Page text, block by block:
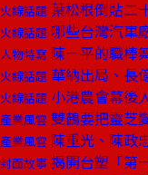
火線話題 葉松根倒貼二
火線話題 哪些台灣汽車
人物特寫 陳一平的職棒
火線話題 華納出局、長
火線話題 小港農會幕後
產業風雲 雙鶴要把靈芝
產業風雲 陳重光、陳政
封面故事 揭開台塑「第